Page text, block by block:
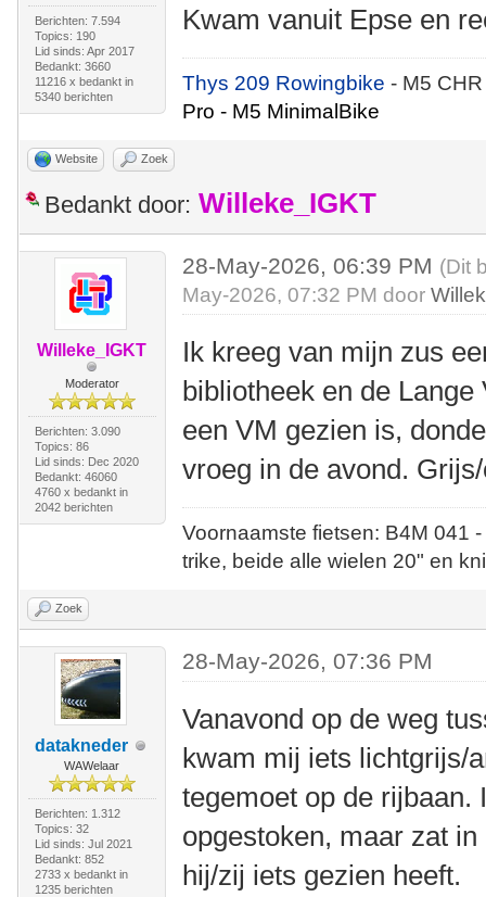
Berichten: 7.594
Topics: 190
Lid sinds: Apr 2017
Bedankt: 3660
11216 x bedankt in
5340 berichten
Kwam vanuit Epse en
Thys 209 Rowingbike- M5
Pro - M5 MinimalBike
Website Zoek
Bedankt door: Willeke_IGKT
Willeke_IGKT
Moderator
Berichten: 3.090
Topics: 86
Lid sinds: Dec 2020
Bedankt: 46060
4760 x bedankt in
2042 berichten
28-May-2026, 06:39 PM (Dit
May-2026, 07:32 PM door
Ik kreeg van mijn zus
bibliotheek en de
een VM gezien is,
vroeg in de avond.
Voornaamste fietsen: B4M
trike, beide alle wielen 20" en
Zoek
datakneder
WAWelaar
Berichten: 1.312
Topics: 32
Lid sinds: Jul 2021
Bedankt: 852
2733 x bedankt in
1235 berichten
28-May-2026, 07:36 PM
Vanavond op de weg
kwam mij iets lichtgrijs/
tegemoet op de rijbaan.
opgestoken, maar zat
hij/zij iets gezien heeft.